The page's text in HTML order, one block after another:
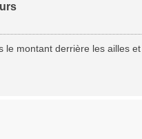
montant derrière les ailles